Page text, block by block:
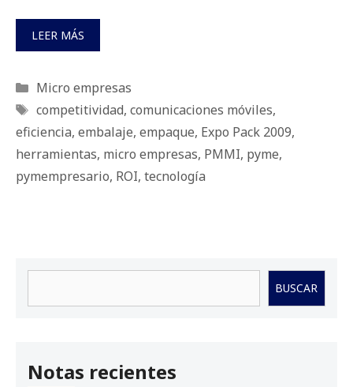
LEER MÁS
Categorías
Micro empresas
Etiquetas
competitividad, comunicaciones móviles,
eficiencia, embalaje, empaque, Expo Pack 2009,
herramientas, micro empresas, PMMI, pyme,
pymempresario, ROI, tecnología
BUSCAR
Notas recientes